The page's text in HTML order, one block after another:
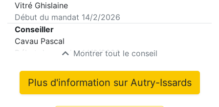
Vitré Ghislaine
Début du mandat 14/2/2026
Conseiller
Cavau Pascal
Début du mandat14/2/2026
Montrer tout le conseil
Plus d'information sur Autry-Issards